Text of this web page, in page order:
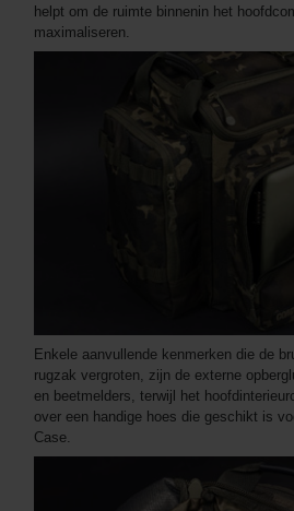
helpt om de ruimte binnenin het
maximaliseren.
Enkele aanvullende kenmerken die de
rugzak vergroten, zijn de externe
en beetmelders, terwijl het
over een handige hoes die geschikt is
Case.